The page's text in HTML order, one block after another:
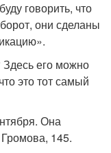
говорить, что
они сделаны
Здесь его можно
это тот самый
Она
145.